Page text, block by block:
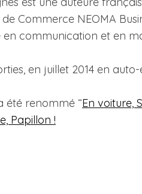
Commerce NEOMA
en communication et en
en juillet 2014 en
été renommé “En voiture,
Papillon !